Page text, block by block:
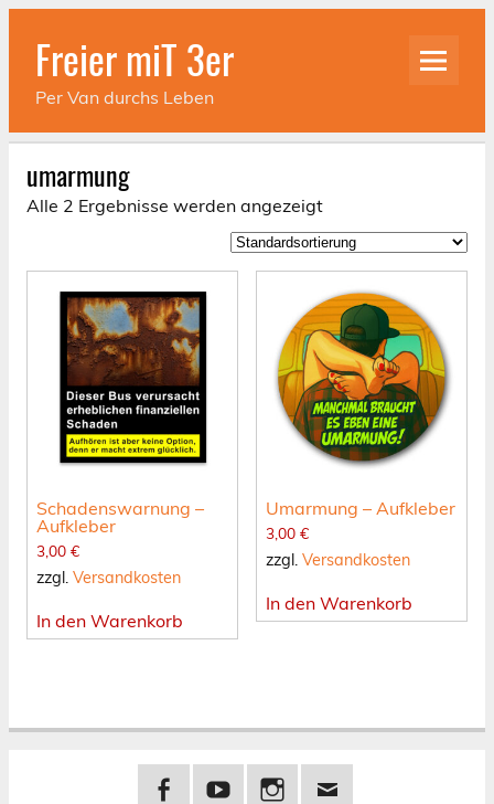
Skip
contentFreier miT 3er
Per Van durchs Leben
umarmung
Alle 2 Ergebnisse werden angezeigt
Schadenswarnung –
Aufkleber
3,00 €
zzgl. Versandkosten
In den Warenkorb
Umarmung – Aufkleber
3,00 €
zzgl. Versandkosten
In den Warenkorb